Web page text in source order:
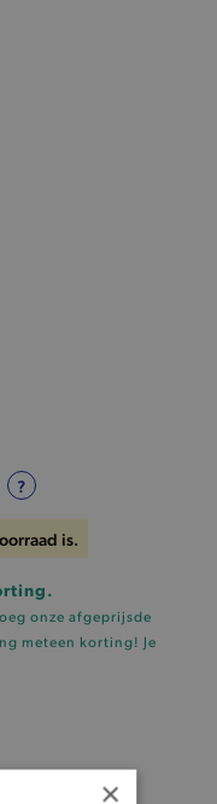
?
is.
onze afgeprijsde
meteen korting! Je
×